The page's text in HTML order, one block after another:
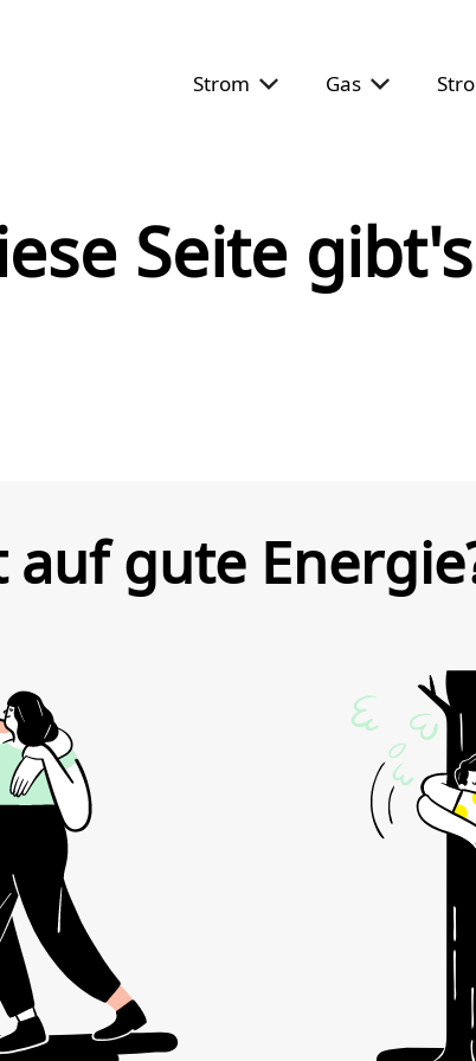
Strom Gas
Seite
auf gute